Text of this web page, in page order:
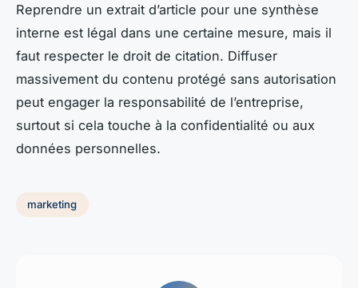
Reprendre un extrait d’article pour une synthèse
interne est légal dans une certaine mesure, mais il
faut respecter le droit de citation. Diffuser
massivement du contenu protégé sans autorisation
peut engager la responsabilité de l’entreprise,
surtout si cela touche à la confidentialité ou aux
données personnelles.
marketing